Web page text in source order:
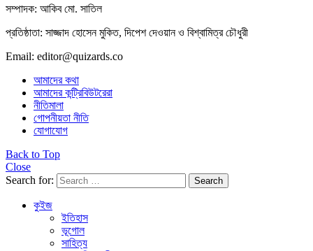
সম্পাদক: আকিব মো. সাতিল
প্রতিষ্ঠাতা: সাজ্জাদ হোসেন মুকিত, দিপেশ দেওয়ান ও বিশ্বামিত্র চৌধুরী
Email: editor@quizards.co
আমাদের কথা
আমাদের কন্ট্রিবিউটরেরা
নীতিমালা
গোপনীয়তা নীতি
যোগাযোগ
Back to Top
Close
Search for:
Search
কুইজ
ইতিহাস
ভূগোল
সাহিত্য